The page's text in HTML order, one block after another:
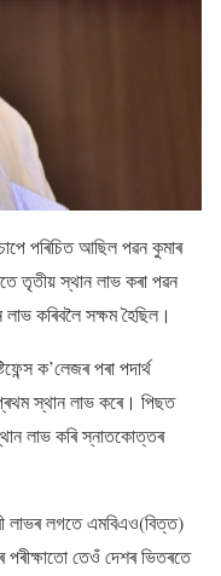
পৰিচিত আছিল পৱন কুমাৰ
তৃতীয় স্থান লাভ কৰা পৱন
কৰিবলৈ সক্ষম হৈছিল।
ক’লেজৰ পৰা পদাৰ্থ
প্ৰথম স্থান লাভ কৰে। পিছত
লাভ কৰি স্নাতকোত্তৰ
লাভৰ লগতে এমবিএও(বিত্ত)
পৰীক্ষাতো তেওঁ দেশৰ ভিতৰতে